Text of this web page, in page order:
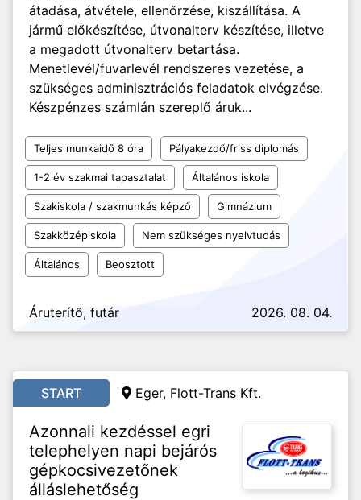
átadása, átvétele, ellenőrzése, kiszállítása. A
jármű előkészítése, útvonalterv készítése, illetve
a megadott útvonalterv betartása.
Menetlevél/fuvarlevél rendszeres vezetése, a
szükséges adminisztrációs feladatok elvégzése.
Készpénzes számlán szereplő áruk...
Teljes munkaidő 8 óra Pályakezdő/friss diplomás
1-2 év szakmai tapasztalat Általános iskola
Szakiskola / szakmunkás képző Gimnázium
Szakközépiskola Nem szükséges nyelvtudás
Általános Beosztott
Áruterítő, futár 2026. 08. 04.
START Eger, Flott-Trans Kft.
Azonnali kezdéssel egri
telephelyen napi bejárós
gépkocsivezetőnek
álláslehetőség